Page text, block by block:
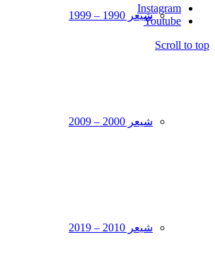
شیعر 1990 – 1999
شیعر 2000 – 2009
شیعر 2010 – 2019
Instagram
Youtube
Scroll to top